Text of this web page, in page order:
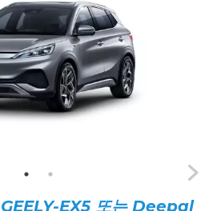
EX5 또는 Deepal